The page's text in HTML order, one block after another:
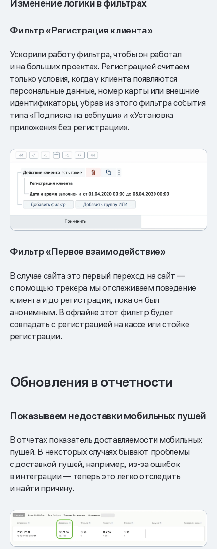
Изменение логики в фильтрах
Фильтр «Регистрация клиента»
Ускорили работу фильтра, чтобы он работал
и на больших проектах. Регистрацией считаем
только условия, когда у клиента появляются
персональные данные, номер карты или внешние
идентификаторы, убрав из этого фильтра события
типа «Подписка на вебпуши» и «Установка
приложения без регистрации».
Фильтр «Первое взаимодействие»
В случае сайта это первый переход на сайт —
с помощью трекера мы отслеживаем поведение
клиента и до регистрации, пока он был
анонимным. В офлайне этот фильтр будет
совпадать с регистрацией на кассе или стойке
регистрации.
Обновления в отчетности
Показываем недоставки мобильных пушей
В отчетах показатель доставляемости мобильных
пушей. В некоторых случаях бывают проблемы
с доставкой пушей, например, из-за ошибок
в интеграции — теперь это легко отследить
и найти причину.